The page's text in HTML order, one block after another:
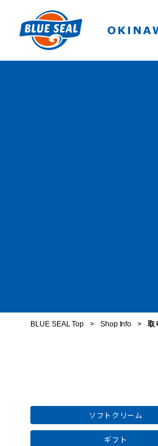
BLUE SEAL Top > Shop Info > 取
ソフトクリーム
ギフト